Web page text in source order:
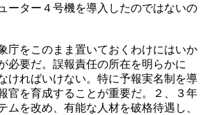
ーター４号機を導入したのではないの
庁をこのまま置いておくわけにはいか
必要だ。誤報責任の所在を明らかに
ければいけない。特に予報実名制を導
官を育成することが重要だ。２、３年
ムを改め、有能な人材を破格待遇し、